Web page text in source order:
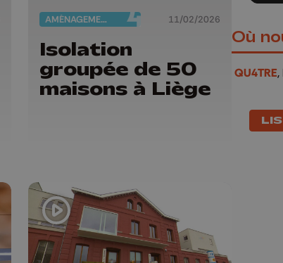
AMÉNAGEMENT DU TERRITOIRE 11/02/2026
Isolation
groupée de 50
maisons à Liège
Où
QU4TRE